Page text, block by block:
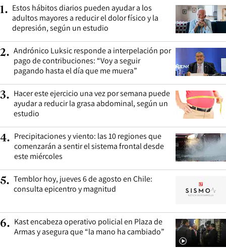
1. Estos hábitos diarios pueden ayudar a los
adultos mayores a reducir el dolor físico y la
depresión, según un estudio
2. Andrónico Luksic responde a interpelación por
pago de contribuciones: “Voy a seguir
pagando hasta el día que me muera”
3. Hacer este ejercicio una vez por semana puede
ayudar a reducir la grasa abdominal, según un
estudio
4. Precipitaciones y viento: las 10 regiones que
comenzarán a sentir el sistema frontal desde
este miércoles
5. Temblor hoy, jueves 6 de agosto en Chile:
consulta epicentro y magnitud
6. Kast encabeza operativo policial en Plaza de
Armas y asegura que “la mano ha cambiado”